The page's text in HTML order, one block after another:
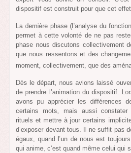
dispositif est construit pour que cet
La dernière phase (l’analyse du
permet à cette volonté de ne pas
phase nous discutons collectivement
que nous ressentons et des
moment, collectivement, que des
Dès le départ, nous avions laissé
de prendre l’animation du dispositif.
avons pu apprécier les différences
certains mots, mais aussi constater
rituels et mettre à jour certains
d’exposer devant tous. Il ne suffit pas
égaux, quand l’un de nous est
qui anime, c’est quand même celui qui